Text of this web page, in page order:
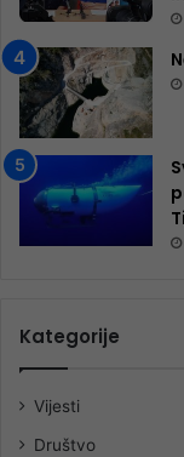
Kategorije
Vijesti
Društvo